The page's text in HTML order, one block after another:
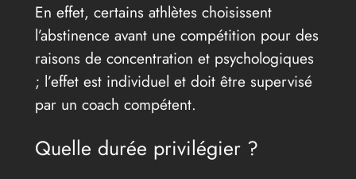
En effet, certains athlètes choisissent
l’abstinence avant une compétition pour des
raisons de concentration et psychologiques
; l’effet est individuel et doit être supervisé
par un coach compétent.
Quelle durée privilégier ?